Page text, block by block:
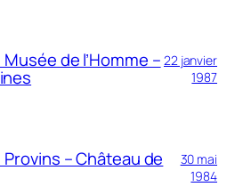
Musée de l’Homme – 22 janvier
1987
Provins – Château de
30 mai
1984